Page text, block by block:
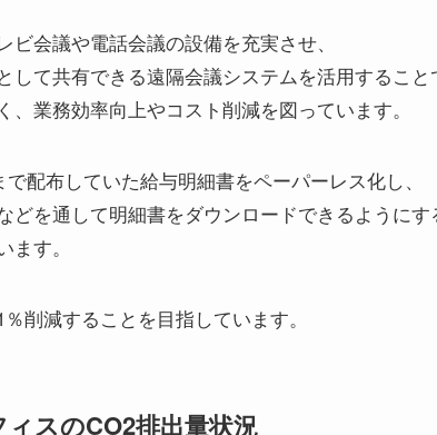
会議や電話会議の設備を充実させ、
して共有できる遠隔会議システムを活用すること
、業務効率向上やコスト削減を図っています。
配布していた給与明細書をペーパーレス化し、
どを通して明細書をダウンロードできるようにす
す。
削減することを目指しています。
スのCO2排出量状況